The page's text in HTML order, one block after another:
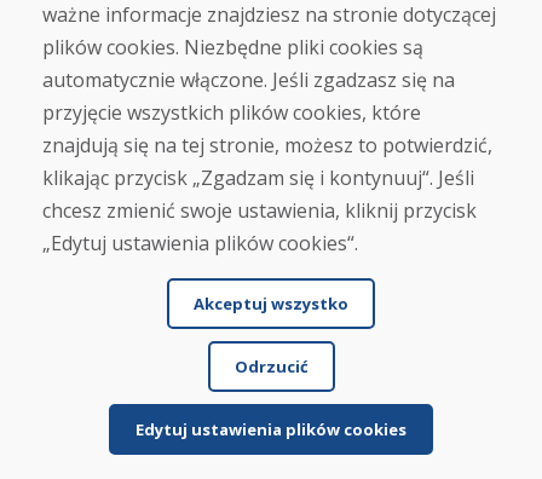
Sklep internetowy
Warunki handlowe
Transport
Zapłata
Skarga
Zwrot i wymiana towaru
Ochrona danych osobowych
Cookies
© DOMIVOSPORT 2026, wszystkie prawa zastrzeżone
ważne informacje znajdziesz na stronie dotyczącej
plików cookies. Niezbędne pliki cookies są
automatycznie włączone. Jeśli zgadzasz się na
przyjęcie wszystkich plików cookies, które
znajdują się na tej stronie, możesz to potwierdzić,
klikając przycisk „Zgadzam się i kontynuuj“. Jeśli
chcesz zmienić swoje ustawienia, kliknij przycisk
„Edytuj ustawienia plików cookies“.
Akceptuj wszystko
Odrzucić
Edytuj ustawienia plików cookies